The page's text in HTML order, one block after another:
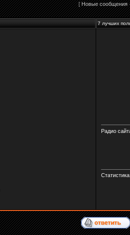
[Новые сообщения
7 лучших
Радио
Статистика: